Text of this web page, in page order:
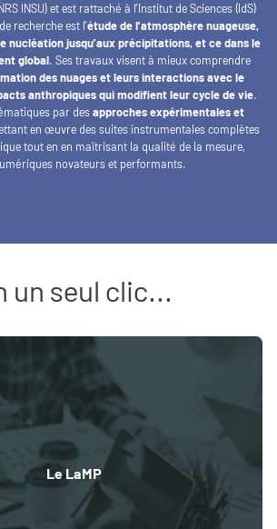
INSU) et est rattaché à l’Institut de Sciences (IdS)
recherche est l’étude de l’atmosphère nuageuse,
nucléation jusqu’aux précipitations, et ce dans le
global. Ses travaux visent à mieux comprendre
des nuages et leurs interactions avec le
anthropiques qui modifient leur cycle de vie.
par desapproches expérimentales et
en œuvre des suites instrumentales complètes
tout en en maîtrisant la qualité de la mesure,
novateurs et performants.
un seul clic...
Le LaMP